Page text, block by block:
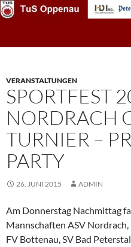
Zum
Inhalt
VERANSTALTUNGEN
SPORTFEST
NORDRACH
TURNIER –
PARTY
26. JUNI 2015 ADMIN
Am Donnerstag Nachmittag
Mannschaften ASV
FV Bottenau, SV Bad